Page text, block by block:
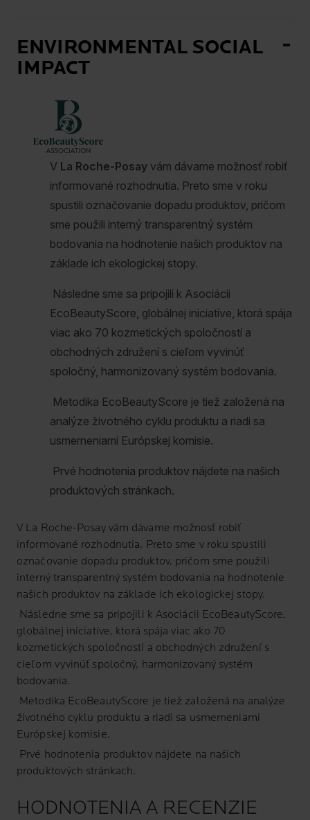
ENVIRONMENTAL SOCIAL
IMPACT
V La Roche-Posayvám dávame možnosť robiť
informované rozhodnutia. Preto sme v roku spustili
označovanie dopadu produktov, pričom sme použili
interný transparentný systém bodovania na hodnotenie
našich produktov na základe ich ekologickej stopy.
Následne sme sa pripojili k Asociácii EcoBeautyScore,
globálnej iniciatíve, ktorá spája viac ako 70
kozmetických spoločností a obchodných združení s
cieľom vyvinúť spoločný, harmonizovaný systém
bodovania.
Metodika EcoBeautyScore je tiež založená na analýze
životného cyklu produktu a riadi sa usmerneniami
Európskej komisie.
Prvé hodnotenia produktov nájdete na našich
produktových stránkach.
HODNOTENIA A RECENZIE